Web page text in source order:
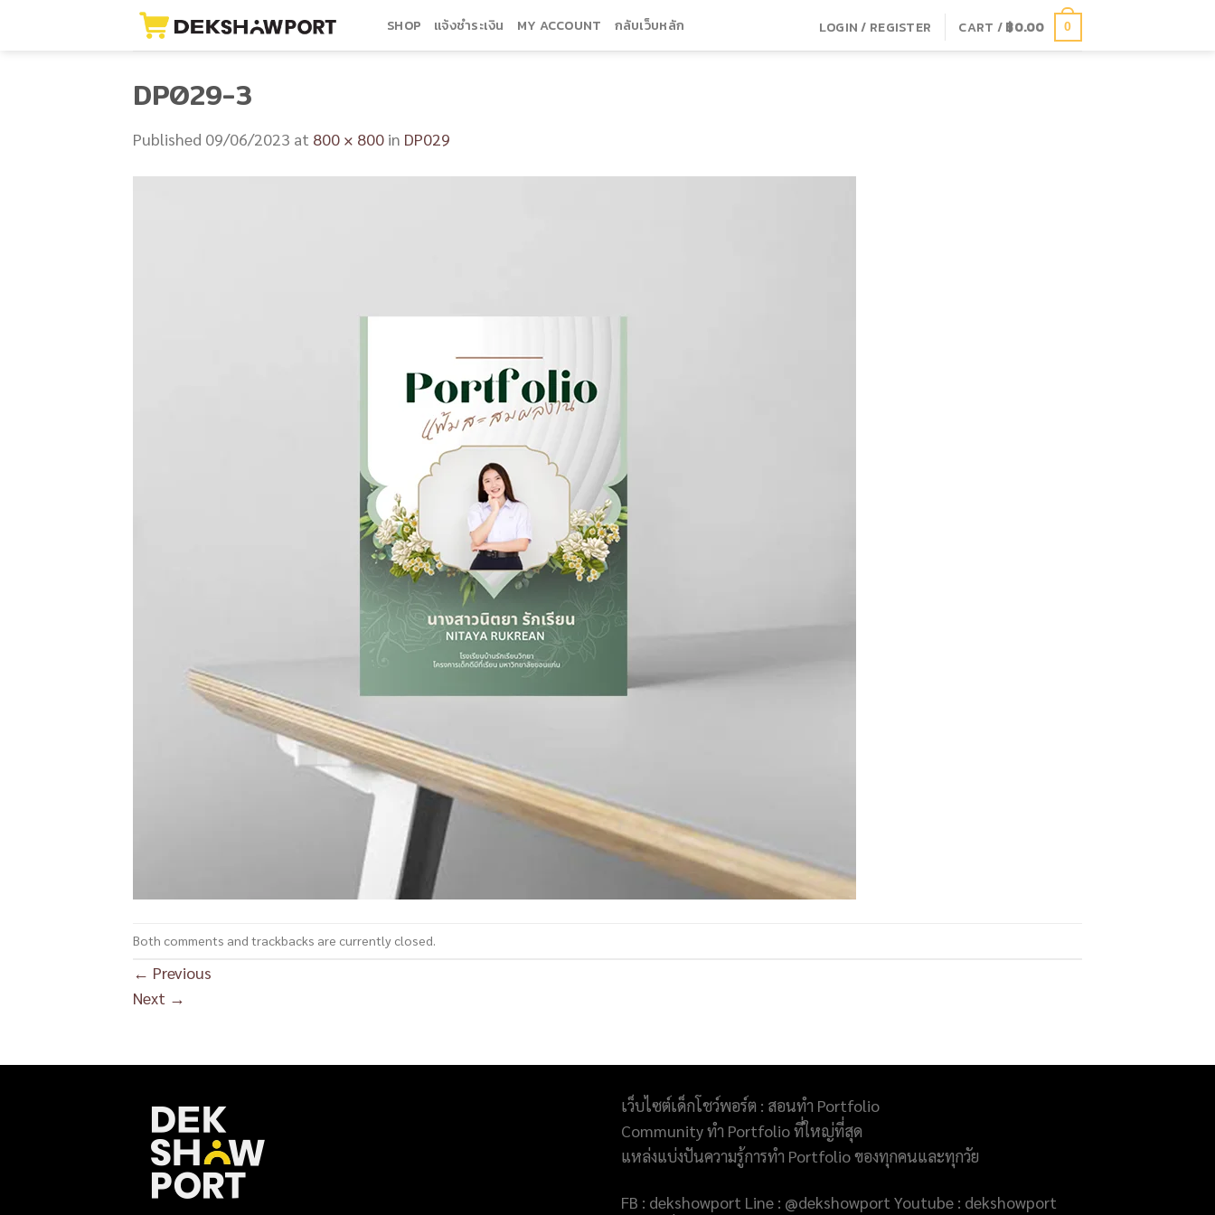
SHOP แจ้งชำระเงิน MY ACCOUNT กลับเว็บหลัก LOGIN / REGISTER CART /฿0.00 0
DP029-3
Published 09/06/2023 at 800 × 800 in DP029
Both comments and trackbacks are currently closed.
← Previous
Next →
เว็บไซต์เด็กโชว์พอร์ต : สอนทำ Portfolio
Community ทำ Portfolio ที่ใหญ่ที่สุด
แหล่งแบ่งปันความรู้การทำ Portfolio ของทุกคนและทุกวัย
FB : dekshowport Line : @dekshowport Youtube : dekshowport